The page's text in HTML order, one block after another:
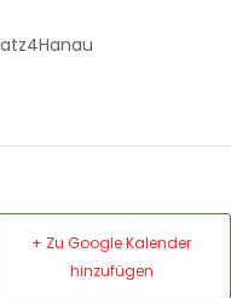
+ Zu Google Kalender
hinzufügen